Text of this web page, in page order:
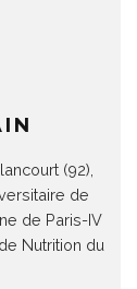
(92),
de
de Paris-IV
Nutrition du